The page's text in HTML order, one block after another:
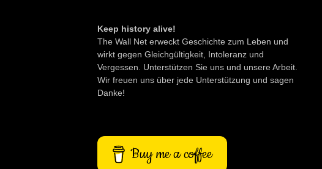
Keep history alive!
The Wall Net erweckt Geschichte zum Leben und
wirkt gegen Gleichgültigkeit, Intoleranz und
Vergessen. Unterstützen Sie uns und unsere Arbeit.
Wir freuen uns über jede Unterstützung und sagen
Danke!
Buy me a coffee